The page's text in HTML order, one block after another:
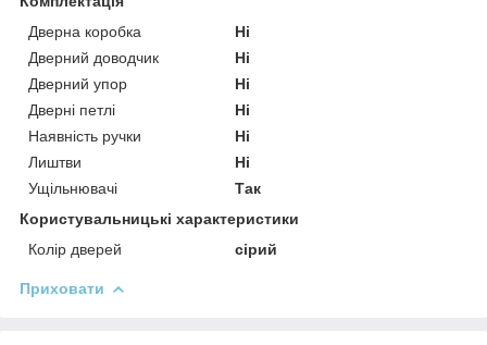
Дверна коробка
Ні
Дверний доводчик
Ні
Дверний упор
Ні
Дверні петлі
Ні
Наявність ручки
Ні
Лиштви
Ні
Ущільнювачі
Так
Користувальницькі характеристики
Колір дверей
сірий
Приховати